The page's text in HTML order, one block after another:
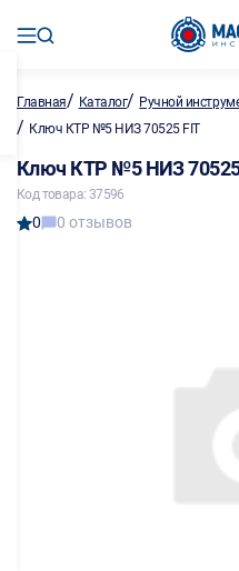
Главная/ Каталог/ Ручной
/ Ключ КТР №5 НИЗ 70525 FIT
Ключ КТР №5 НИЗ
Код товара: 37596
0 0 отзывов